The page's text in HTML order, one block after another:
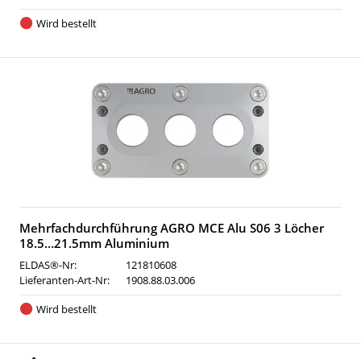
Wird bestellt
Mehrfachdurchführung AGRO MCE Alu S06 3 Löcher
18.5…21.5mm Aluminium
ELDAS®-Nr:
121810608
Lieferanten-Art-Nr:
1908.88.03.006
Wird bestellt